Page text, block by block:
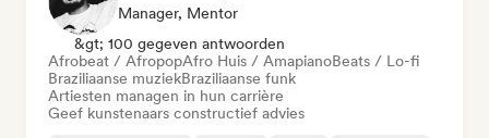
Manager, Mentor
&gt; 100 gegeven antwoorden
Afrobeat / AfropopAfro Huis / AmapianoBeats / Lo-fi
Braziliaanse muziekBraziliaanse funk
Artiesten managen in hun carrière
Geef kunstenaars constructief advies